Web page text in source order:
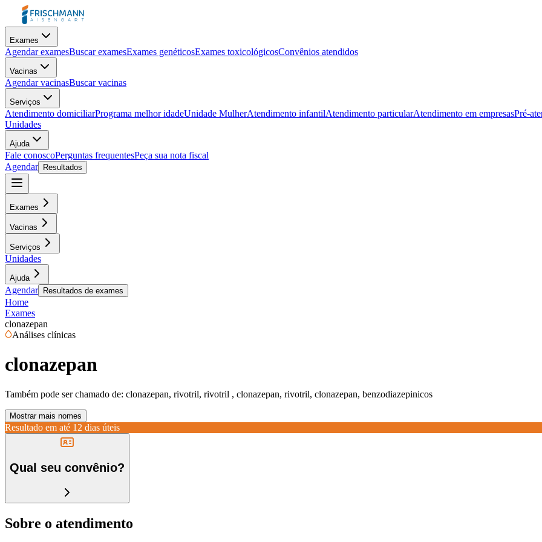
Exames
Agendar examesBuscar examesExames genéticosExames toxicológicosConvênios atendidos
Vacinas
Agendar vacinasBuscar vacinas
Serviços
Atendimento domiciliarPrograma melhor idadeUnidade MulherAtendimento infantilAtendimento particularAtendimento em empresasPré-
Unidades
Ajuda
Fale conoscoPerguntas frequentesPeça sua nota fiscal
Agendar
Resultados
Exames
Vacinas
Serviços
Unidades
Ajuda
Agendar Resultados de exames
Home
Exames
clonazepan
Análises clínicas
clonazepan
Também pode ser chamado de: clonazepan, rivotril, rivotril , clonazepan, rivotril, clonazepan, benzodiazepinicos
Mostrar mais nomes
Resultado em até 12 dias úteis
Qual seu convênio?
Sobre o atendimento